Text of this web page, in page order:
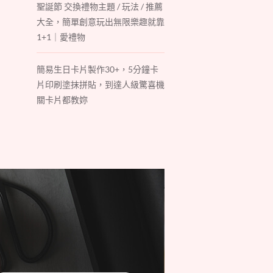
聖誕節 交換禮物主題 / 玩法 / 推薦
大全，簡單創意玩出無限樂趣就靠
1+1｜愛禮物
簡易生日卡片製作30+，5分鐘卡
片印刷塗抹拼貼，到達人級驚喜機
關卡片都教妳